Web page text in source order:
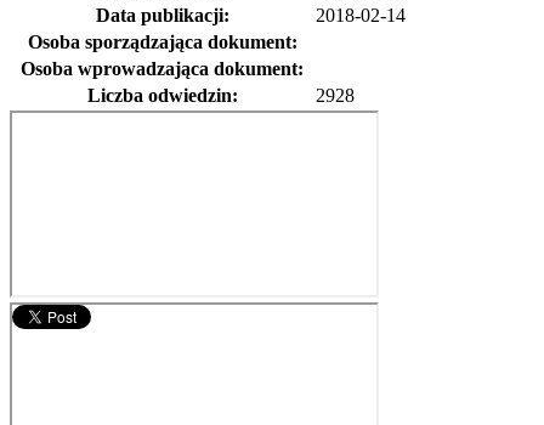
Data publikacji:
2018-02-14
Osoba sporządzająca dokument:
Osoba wprowadzająca dokument:
Liczba odwiedzin:
2928